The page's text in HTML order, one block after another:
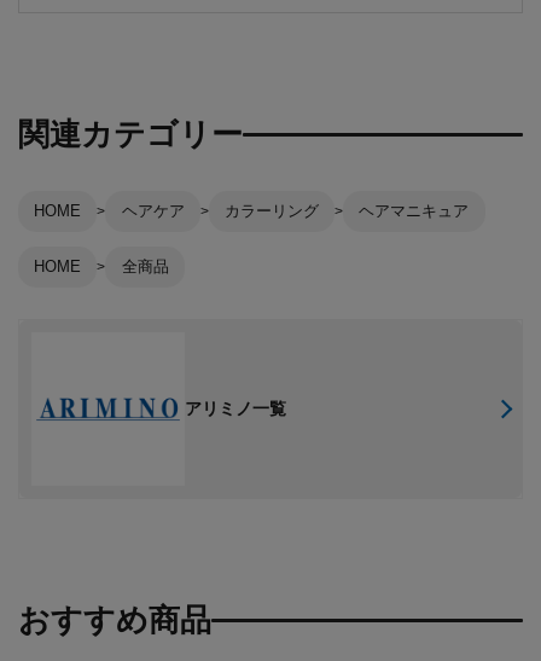
関連カテゴリー
HOME ヘアケア カラーリング ヘアマニキュア
HOME 全商品
アリミノ一覧
おすすめ商品